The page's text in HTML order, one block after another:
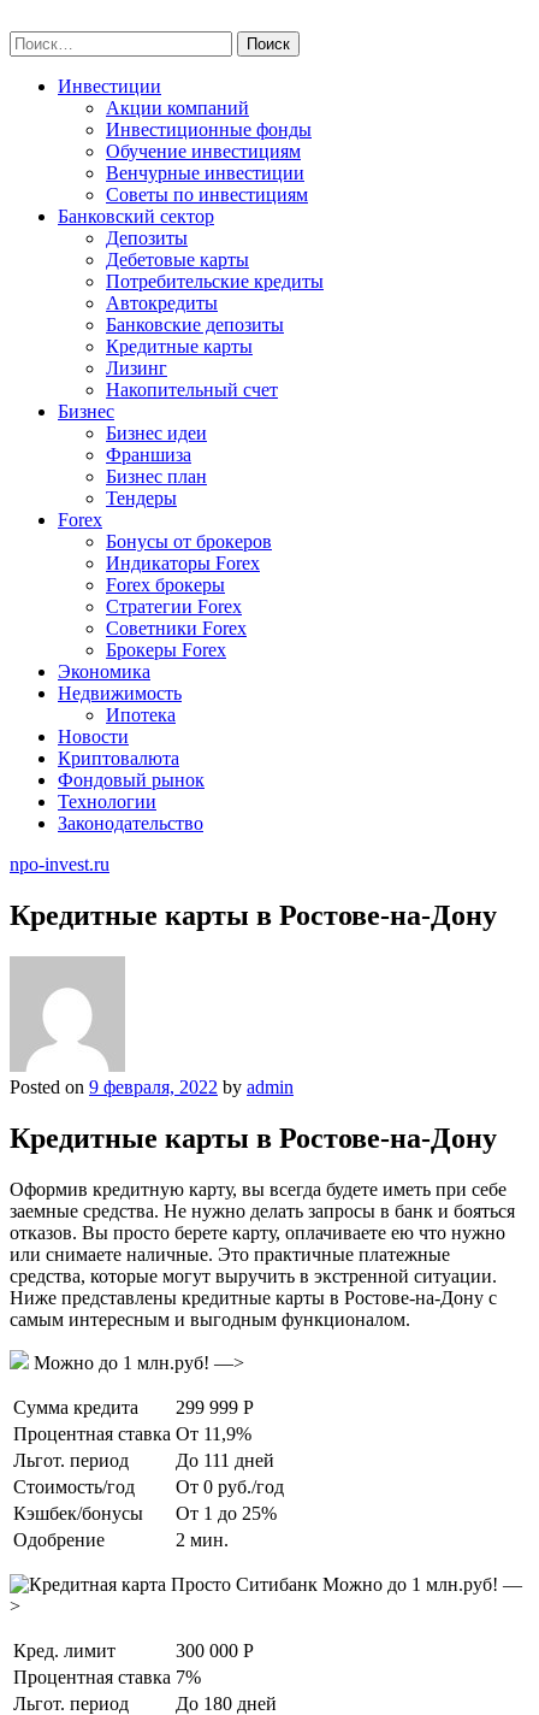
to
content
Найти:
Инвестиции
Акции компаний
Инвестиционные фонды
Обучение инвестициям
Венчурные инвестиции
Советы по инвестициям
Банковский сектор
Депозиты
Дебетовые карты
Потребительские кредиты
Автокредиты
Банковские депозиты
Кредитные карты
Лизинг
Накопительный счет
Бизнес
Бизнес идеи
Франшиза
Бизнес план
Тендеры
Forex
Бонусы от брокеров
Индикаторы Forex
Forex брокеры
Стратегии Forex
Советники Forex
Брокеры Forex
Экономика
Недвижимость
Ипотека
Новости
Криптовалюта
Фондовый рынок
Технологии
Законодательство
npo-invest.ru
Кредитные карты в Ростове-на-Дону
Posted on 9 февраля, 2022 by admin
Кредитные карты в Ростове-на-Дону
Оформив кредитную карту, вы всегда будете иметь при себе
заемные средства. Не нужно делать запросы в банк и бояться
отказов. Вы просто берете карту, оплачиваете ею что нужно
или снимаете наличные. Это практичные платежные
средства, которые могут выручить в экстренной ситуации.
Ниже представлены кредитные карты в Ростове-на-Дону с
самым интересным и выгодным функционалом.
Можно до 1 млн.руб! —>
Сумма кредита
299 999 Р
Процентная ставка От 11,9%
Льгот. период
До 111 дней
Стоимость/год
От 0 руб./год
Кэшбек/бонусы
От 1 до 25%
Одобрение
2 мин.
Можно до 1 млн.руб! —
>
Кред. лимит
300 000 Р
Процентная ставка 7%
Льгот. период
До 180 дней